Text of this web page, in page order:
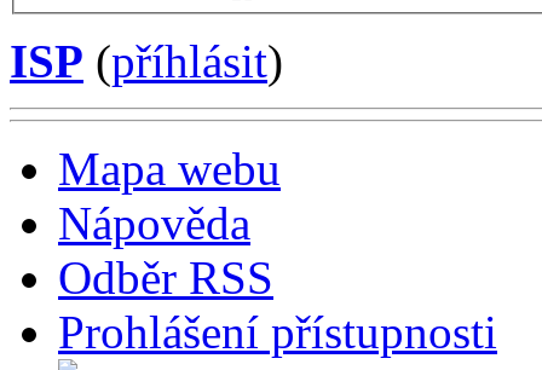
ISP (příhlásit)
Mapa webu
Nápověda
Odběr RSS
Prohlášení přístupnosti